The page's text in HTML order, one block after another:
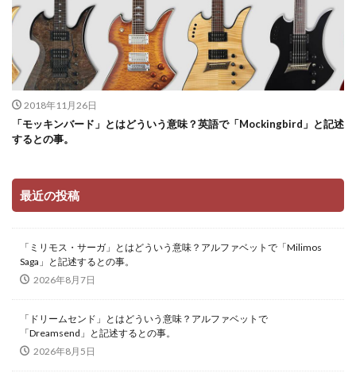
2018年11月26日
「モッキンバード」とはどういう意味？英語で「Mockingbird」と記述
するとの事。
最近の投稿
「ミリモス・サーガ」とはどういう意味？アルファベットで「Milimos
Saga」と記述するとの事。
2026年8月7日
「ドリームセンド」とはどういう意味？アルファベットで
「Dreamsend」と記述するとの事。
2026年8月5日